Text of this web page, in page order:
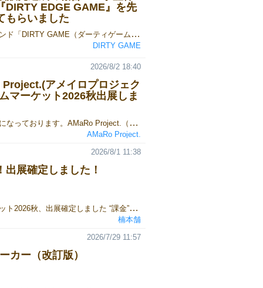
DIRTY EDGE GAME』を先
もらいました
いつも当ブランド「DIRTY GAME（ダーティゲーム）」を応援いただき、誠にありがとうございます。私たちのデビュー作『DIRTY DEAL GAME』（ダーティディールゲーム）は、もともと地域のある学童保育所で出会った一人の男の子の「また遊びたい」という言葉から生まれたボードゲームです。子どもたちや先生方の温かい応援を背負って挑んだ『ゲームマーケット2026春』から2ヶ月。 2026年7月28日、私たちは感謝と結果を伝えるため、再びあの学童保育所さんへと向かいました。▼ゲームマーケット2026春の当日の様子はこちらhttps://gamemarket.jp/blog/198609/■ ゲームマーケット2026春 結果報告今回のゲムマで、私たち「DIRTY GAME」は、持ち込んだ81個のうち69個を頒布することができました！当日のブースの様子（ブース番号：J36）初出展の場合「50個売れたら成功」と言われる中で、それを大きく上回る結果を残すことができ、本当に胸をなで下ろしています。子どもたちや先生方の前でこの結果を報告したとき、皆さんが自分のことのように喜んでくれて、心の底から安心しました。初出展でありながら、これほど多くの方に応援していただき、しっかりと結果で応えられたこと。嬉しい気持ちと感謝、そして安堵感で胸がいっぱいです。実はゲムマの前、「まだ何も結果を出していない自分が、こんなに誰かに応援される存在になっていいのだろうか……」と不安になることもありました。だからこそ、みんなの笑顔を見れた瞬間、救われたような気持ちになりました。当日はゲムマのおみやげ話をしたり、応援のお礼として『DIRTY DEAL GAME』の記念グッズを子どもたち一人ひとりにプレゼントしたりと、終始和やかな時間に。プレゼントしたもの■ 新作『DIRTY EDGE GAME』をお披露目！そして……訪問の後半では、2026年11月にクラウドファンディングを予定している新作ボードゲーム、『DIRTY EDGE GAME』（ダーティエッジゲーム）のテストプレイ（先行体験会）を実施しました！プレイ中の様子ルールを説明すると、子どもたちはすぐに理解してくれ、全力で楽しんでくれました。印象的だったのは、初めて遊ぶ1ラウンド目の1回目の勝負。みんながルールをしっかり理解してくれたからこそ、「どこにお金をベットするか」を真剣に悩み、なかなかゲームが進まなかったことです（笑）。ルールの飲み込みが早い子もいて、本当に驚かされました。おかげさまで、テストプレイは大好評！「前のゲームも楽しかったけど、こっちもすごく面白い！」とボソッと呟いてくれた子がいて、思わず笑みがこぼれました。「20億円になった！」「あ〜！5億円になっちゃった……」と、所持金が変動するたびに嬉しそうに報告してくれる姿がとても印象的でした。■ 新作『DIRTY EDGE GAME』の魅力と最新情報『DIRTY EDGE GAME』（ダーティエッジゲーム）は、カジノのバカラでカードをめくる瞬間のような、あのハラハラドキドキ感を誰もが楽しめる心理戦ボードゲームです。今回の新作は、前作を遊んでくださった皆様からの貴重なご意見を反映し、より直感的で、誰でもスッと遊べるゲーム性へと進化させました。完全新作タイトル（拡張セットではないため、前作をお持ちでない方も楽しめます）プレイ人数：2人〜6人対応シーン： 友人同士の熱い心理戦はもちろん、ご家族でのファミリープレイ、教育・学童施設でのレクリエーションまで幅広く対応そして前作に続き、今回もクラウドファンディングでの先行予約販売を実施いたします！【新作クラウドファンディング情報】実施期間： 2026年11月1日（日）〜 11月29日（日）予定詳細： プロジェクトページ公開時期に合わせて順次発表いたします。プロジェクトページの準備が整い次第、改めてご報告いたしますので、ぜひ公式X（旧Twitter）のチェックをお願いいたします！■ 現場の熱気を動画でお届け！現場の熱気と子どもたちの楽しい雰囲気は、ぜひこちらの動画からご覧ください！https://youtu.be/JGl1ss5yyVY?si=YPM6hrWTfpQ86iWT皆さまにこの熱気をお届けできる日を楽しみにしております！
DIRTY GAME
Project.(アメイロプロジェク
マーケット2026秋出展しま
平素はお世話になっております。AMaRo Project.（アメイロプロジェクト）瀬田まみむめもです。ゲームマーケット2026秋について、当サークルは、1日目、10月17日 土曜日に出展いたします。ブースカットはこちらとなります。詳細については、以下のnote記事を御覧ください。note：【AMaRo Project.(アメイロプロジェクト)】ゲームマーケット2026秋出展します！
2026/8/2 18:40
AMaRo Project.
出展確定しました！
ゲームマーケット2026秋、出展確定しました “課金”できるポーカー『ガチャポーカー』をリリースします！ 得点（VP）を削って石を買い、 その石でガチャを回す―― 令和の“新感覚”ポーカーです！ 詳細・予約情報は今後更新します！ お楽しみに！
2026/8/1 11:38
楠本舗
カー（改訂版）
2026/7/29 11:57